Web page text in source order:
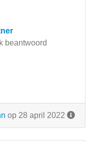
beantwoord
op 28 april 2022